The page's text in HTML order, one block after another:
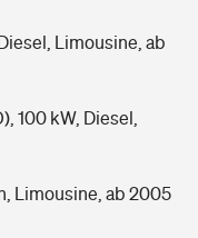
Limousine, ab
100 kW, Diesel,
Limousine, ab 2005